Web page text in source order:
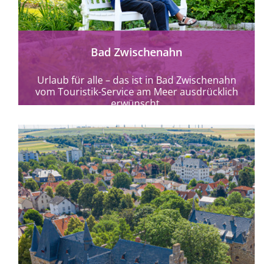
Bad Zwischenahn
Urlaub für alle – das ist in Bad Zwischenahn
vom Touristik-Service am Meer ausdrücklich
erwünscht.